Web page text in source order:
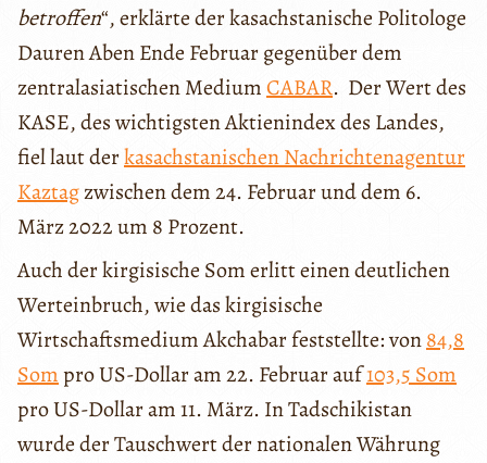
betroffen“, erklärte der kasachstanische Politologe
Dauren Aben Ende Februar gegenüber dem
zentralasiatischen MediumCABAR. Der Wert des
KASE, des wichtigsten Aktienindex des Landes,
fiel laut derkasachstanischen Nachrichtenagentur
Kaztagzwischen dem 24. Februar und dem 6.
März 2022 um 8 Prozent.
Auch der kirgisische Som erlitt einen deutlichen
Werteinbruch, wie das kirgisische
Wirtschaftsmedium Akchabar feststellte: von84,8
Sompro US-Dollar am 22. Februar auf103,5 Som
pro US-Dollar am 11. März. In Tadschikistan
wurde der Tauschwert der nationalen Währung